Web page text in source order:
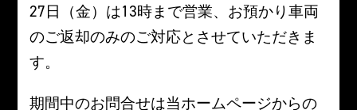
27日（金）は13時まで営業、お預かり車両
のご返却のみのご対応とさせていただきま
す。
期間中のお問合せは当ホームページからの